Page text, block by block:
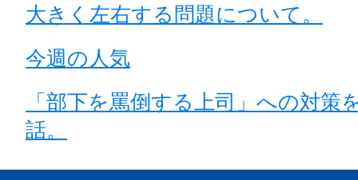
大きく左右する問題について。
今週の人気
「部下を罵倒する上司」への対策
話。